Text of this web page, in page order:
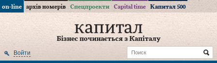
on-line архів номерів Спецпроекти Capital time Капитал 500
Бізнес починається з Капіталу
Войти